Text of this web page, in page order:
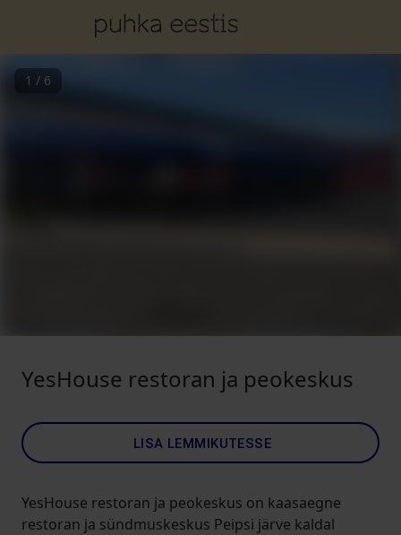
1 / 6
YesHouse restoran ja peokeskus
LISA LEMMIKUTESSE
YesHouse restoran ja peokeskus on kaasaegne
restoran ja sündmuskeskus Peipsi järve kaldal